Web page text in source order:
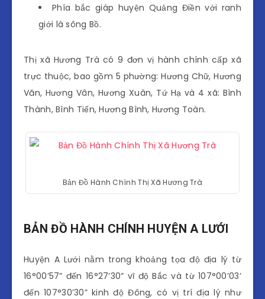
Phía bắc giáp huyện Quảng Điền với ranh
giới là sông Bồ.
Thị xã Hương Trà có 9 đơn vị hành chính cấp xã
trực thuộc, bao gồm 5 phường: Hương Chữ, Hương
Văn, Hương Vân, Hương Xuân, Tứ Hạ và 4 xã: Bình
Thành, Bình Tiến, Hương Bình, Hương Toàn.
Bản Đồ Hành Chính Thị Xã Hương Trà
BẢN ĐỒ HÀNH CHÍNH HUYỆN A LƯỚI
Huyện A Lưới nằm trong khoảng tọa độ địa lý từ
16°00’57” đến 16°27’30” vĩ độ Bắc và từ 107°00’03’
đến 107°30’30” kinh độ Đông, có vị trí địa lý như